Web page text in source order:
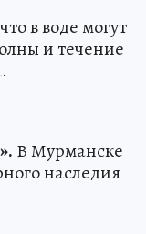
в воде могут
и течение
В Мурманске
наследия